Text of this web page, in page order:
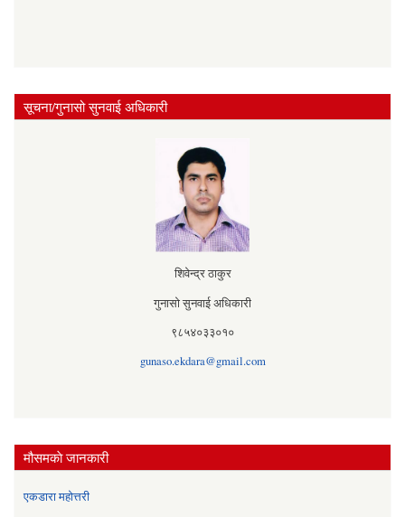
सूचना/गुनासो सुनवाई अधिकारी
शिवेन्द्र ठाकुर
गुनासो सुनवाई अधिकारी
९८५४०३३०१०
gunaso.ekdara@gmail.com
मौसमकाे जानकारी
एकडारा महोत्तरी